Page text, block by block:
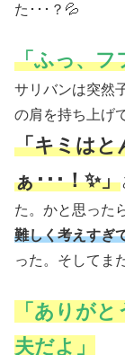
た･･･？💦
「ふっ、フ
サリバンは突然
の肩を持ち上げ
「キミはと
ぁ･･･！✨」
た。かと思った
難しく考えすぎ
った。そしてま
「ありが
夫だよ」